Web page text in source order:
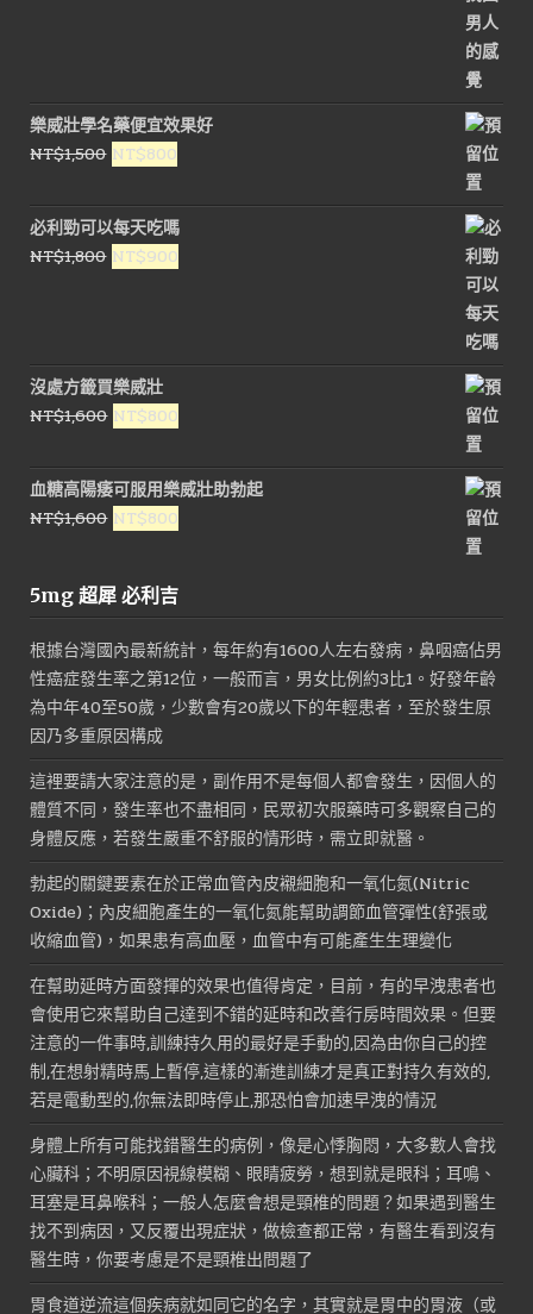
樂威壯學名藥便宜效果好
NT$1,500 原
價
格：
NT$1,500。
NT$800
價
格：
NT$800。
必利勁可以每天吃嗎
NT$1,800 原
NT$1,800。
NT$900
NT$900。
沒處方籤買樂威壯
NT$1,600 原
價
格：
NT$1,600。
NT$800
價
格：
NT$800。
血糖高陽痿可服用樂威壯助勃起
NT$1,600 原
格：
NT$800
5mg 超犀 必利吉
根據台灣國內最新統計，每年約有1600人左右發病，鼻咽癌佔男
性癌症發生率之第12位，一般而言，男女比例約3比1。好發年齡
為中年40至50歲，少數會有20歲以下的年輕患者，至於發生原
因乃多重原因構成
這裡要請大家注意的是，副作用不是每個人都會發生，因個人的
體質不同，發生率也不盡相同，民眾初次服藥時可多觀察自己的
身體反應，若發生嚴重不舒服的情形時，需立即就醫。
勃起的關鍵要素在於正常血管內皮襯細胞和一氧化氮(Nitric
Oxide)；內皮細胞產生的一氧化氮能幫助調節血管彈性(舒張或
收縮血管)，如果患有高血壓，血管中有可能產生生理變化
在幫助延時方面發揮的效果也值得肯定，目前，有的早洩患者也
會使用它來幫助自己達到不錯的延時和改善行房時間效果。但要
注意的一件事時,訓練持久用的最好是手動的,因為由你自己的控
制,在想射精時馬上暫停,這樣的漸進訓練才是真正對持久有效的,
若是電動型的,你無法即時停止,那恐怕會加速早洩的情況
身體上所有可能找錯醫生的病例，像是心悸胸悶，大多數人會找
心臟科；不明原因視線模糊、眼睛疲勞，想到就是眼科；耳鳴、
耳塞是耳鼻喉科；一般人怎麼會想是頸椎的問題？如果遇到醫生
找不到病因，又反覆出現症狀，做檢查都正常，有醫生看到沒有
醫生時，你要考慮是不是頸椎出問題了
胃食道逆流這個疾病就如同它的名字，其實就是胃中的胃液（或